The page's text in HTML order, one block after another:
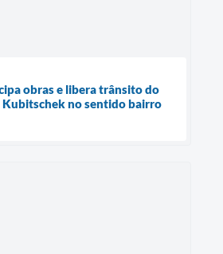
obras e libera trânsito do
no sentido bairro